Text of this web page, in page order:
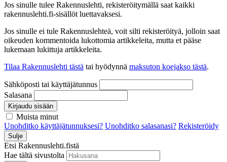
Jos sinulle tulee Rakennuslehti, rekisteröitymällä saat kaikki
rakennuslehti.fi-sisällöt luettavaksesi.
Jos sinulle ei tule Rakennuslehteä, voit silti rekisteröityä, jolloin saat
oikeuden kommentoida lukottomia artikkeleita, mutta et pääse
lukemaan lukittuja artikkeleita.
Tilaa Rakennuslehti tästä tai hyödynnä maksuton koejakso tästä.
Sähköposti tai käyttäjätunnus
Salasana
Kirjaudu sisään
Muista minut
Unohditko käyttäjätunnuksesi? Unohditko salasanasi? Rekisteröidy
Sulje
Etsi Rakennuslehti.fistä
Hae tältä sivustolta